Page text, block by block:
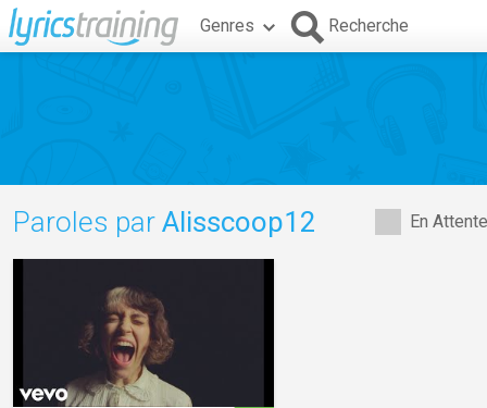
Genres Recherche
En
Paroles par Alisscoop12